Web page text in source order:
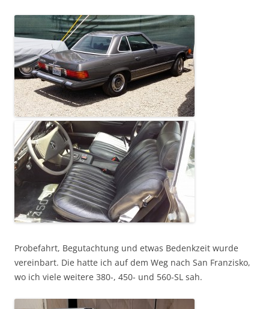
Probefahrt, Begutachtung und etwas Bedenkzeit wurde
vereinbart. Die hatte ich auf dem Weg nach San Franzisko,
wo ich viele weitere 380-, 450- und 560-SL sah.